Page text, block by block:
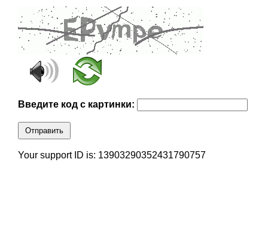
Введите код с картинки:
Отправить
Your support ID is: 13903290352431790757